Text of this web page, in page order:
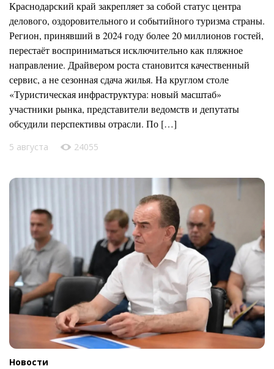
Краснодарский край закрепляет за собой статус центра
делового, оздоровительного и событийного туризма страны.
Регион, принявший в 2024 году более 20 миллионов гостей,
перестаёт восприниматься исключительно как пляжное
направление. Драйвером роста становится качественный
сервис, а не сезонная сдача жилья. На круглом столе
«Туристическая инфраструктура: новый масштаб»
участники рынка, представители ведомств и депутаты
обсудили перспективы отрасли. По […]
5 августа 24055
Новости